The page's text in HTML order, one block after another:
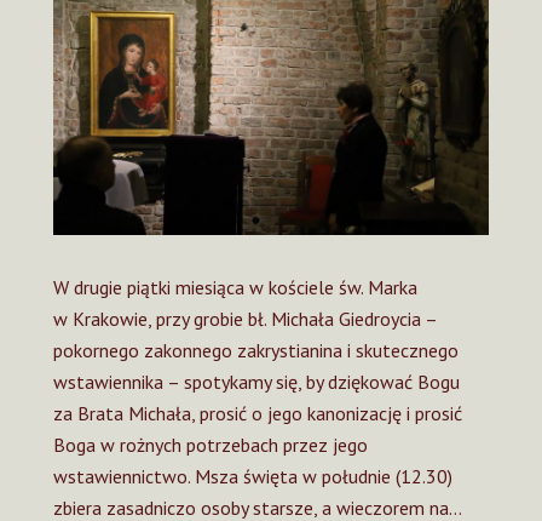
W drugie piątki miesiąca w kościele św. Marka
w Krakowie, przy grobie bł. Michała Giedroycia –
pokornego zakonnego zakrystianina i skutecznego
wstawiennika – spotykamy się, by dziękować Bogu
za Brata Michała, prosić o jego kanonizację i prosić
Boga w rożnych potrzebach przez jego
wstawiennictwo. Msza święta w południe (12.30)
zbiera zasadniczo osoby starsze, a wieczorem na…